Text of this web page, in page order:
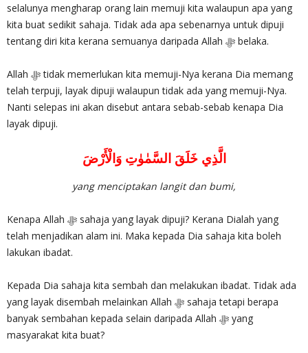
selalunya mengharap orang lain memuji kita walaupun apa yang
kita buat sedikit sahaja. Tidak ada apa sebenarnya untuk dipuji
tentang diri kita kerana semuanya daripada Allah‎ ﷻ belaka.
Allah ‎ﷻ tidak memerlukan kita memuji-Nya kerana Dia memang
telah terpuji, layak dipuji walaupun tidak ada yang memuji-Nya.
Nanti selepas ini akan disebut antara sebab-sebab kenapa Dia
layak dipuji.
الَّذِي خَلَقَ السَّمٰوٰتِ وَالْأَرْضَ
yang menciptakan langit dan bumi,
Kenapa Allah ‎ﷻ sahaja yang layak dipuji? Kerana Dialah yang
telah menjadikan alam ini. Maka kepada Dia sahaja kita boleh
lakukan ibadat.
Kepada Dia sahaja kita sembah dan melakukan ibadat. Tidak ada
yang layak disembah melainkan Allah ‎ﷻ sahaja tetapi berapa
banyak sembahan kepada selain daripada Allah‎ ﷻ yang
masyarakat kita buat?